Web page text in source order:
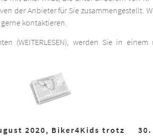
der Anbieter für Sie zusammengestellt.
kontaktieren.
(WEITERLESEN), werden Sie in
2020, Biker4Kids trotz